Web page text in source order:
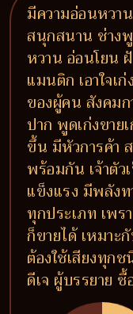
มีความอ่อนหวา
สนุกสนาน ช่างพู
หวาน อ่อนโยน
แมนติก เอาใจเ
ของผู้คน สังคมก
ปาก พูดเก่งขาย
ขึ้น มีหัวการค้า
พร้อมกัน เจ้าตั
แข็งแรง มีพลังท
ทุกประเภท เพร
ก็ขายได้ เหมาะ
ต้องใช้เสียงทุก
ดีเจ ผู้บรรยาย ซื้